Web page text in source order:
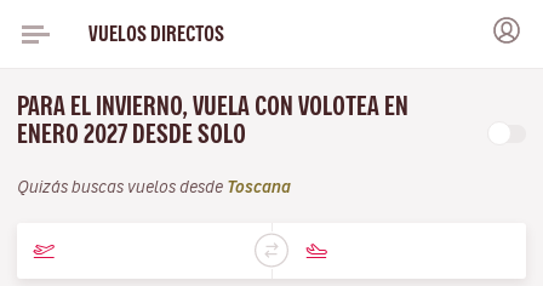
VUELOS DIRECTOS
PARA EL INVIERNO, VUELA CON VOLOTEA EN
ENERO 2027 DESDE SOLO
Quizás buscas vuelos desde Toscana